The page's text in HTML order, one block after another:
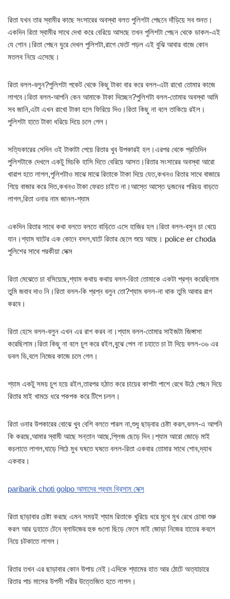
রিতা যখন তার স্বামীর কাছে সংসারের অবস্থা বলত পুলিশটা পেছনে দাঁড়িয়ে সব শুনত।
একদিন রিতা স্বামীর সাথে দেখা করে বেরিয়ে আসছে তখন পুলিশটা পেছন থেকে ডাকল-এই
যে শোন।রিতা পেছন ঘুরে দেখল পুলিশটা,রাগে ফেটে পড়ল এই বুঝি আবার বাজে কোন
মতলব নিয়ে এসেছে।
রিতা বলল-বলুন?পুলিশটা পকেট থেকে কিছু টাকা বার করে বলল-এটা রাখো তোমার কাজে
লাগবে।রিতা বলল-আপনি কেন আমাকে টাকা দিচ্ছেন?পুলিশটা বলল-তোমার অবস্থা আমি
সব জানি,এটা এখন রাখো টাকা হলে ফিরিয়ে দিও।রিতা কিছু না বলে তাকিয়ে রইল।
পুলিশটা হাতে টাকা ধরিয়ে দিয়ে চলে গেল।
সত্যিকারের সেদিন ওই টাকাটা পেয়ে রিতার খুব উপকারই হল।এরপর থেকে প্রতিদিন
পুলিশটাকে দেখলে একটু মিচকি হাসি দিতে বেরিয়ে আসত।রিতার সংসারের অবস্থা আরো
খারাপ হতে লাগল,পুলিশটাও মাঝে মাঝে রিতাকে টাকা দিয়ে যেত,কখনও রিতার সাথে বাজারে
গিয়ে বাজার করে দিত,কখনও টাকা ফেরত চাইত না।আস্তে আস্তে দুজনের পরিচয় বাড়তে
লাগল,রিতা ওনার নাম জানল-শ্যাম
একদিন রিতার সাথে কথা বলতে বলতে বাড়িতে এসে হাজির হল।রিতা বলল-বসুন চা খেয়ে
যান।শ্যাম ঘাটের এক কোনে বসল,ঘাটে রিতার ছেলে শুয়ে আছে। police er choda
পুলিশের সাথে পরকীয়া সেক্স
রিতা মেঝেতে চা বসিয়েছে,শ্যাম কথায় কথায় বলল-রিতা তোমাকে একটা প্রশ্ন করেছিলাম
তুমি জবাব দাও নি।রিতা বলল-কি প্রশ্ন বলুন তো?শ্যাম বলল-না থাক তুমি আবার রাগ
করবে।
রিতা হেসে বলল-বলুন এখন এর রাগ করব না।শ্যাম বলল-তোমার সাইজটা জিঙ্গাসা
করেছিলাম।রিতা কিছু না বলে চুপ করে রইল,বুঝে পেল না চহাতে চা টা দিয়ে বলল-৩৬ এর
ডবল ডি,বলে নিজের কাজে চলে গেল।
শ্যাম একটু সময় চুপ হয়ে রইল,তারপর হঠাত করে চায়ের কাপটা পাশে রেখে উঠে পেছন দিয়ে
রিতার মাই খামচে ধরে পকপক করে টিপে চলল।
রিতা ওনার উপকারের বোঝে খুব বেশি বলতে পারল না,শুধু ছাড়বার চেষ্টা করল,বলল-এ আপনি
কি করছে,আমার স্বামী আছে সন্তান আছে,প্লিজ ছেড়ে দিন।শ্যাম আরো জোড়ে মাই
কচলাতে লাগল,ঘাড়ে পিঠে মুখ ঘষতে ঘষতে বলল-রিতা একবার তোমার সাথে শোব,দ্যাখ
একবার।
paribarik choti golpo আমাদের প্রথম থ্রিসাম সেক্স
রিতা ছাড়াবার চেষ্টা করছে এমন সময়ই শ্যাম রিতাকে খুরিয়ে ধরে মুখে মুখ রেখে চোষা শুরু
করল আর দুহাতে টেনে ব্লাউজের হুক গুলো ছিড়ে ফেলে মাই জোড়া নিজের হাতের কবলে
নিয়ে চটকাতে লাগল।
রিতার তখন এর ছাড়াবার কোন উপায় নেই।এদিকে শ্যামের হাত আর ঠোটে অত্যাচারে
রিতার পাচ মাসের উপসী শরীর উত্তেজিত হতে লাগল।